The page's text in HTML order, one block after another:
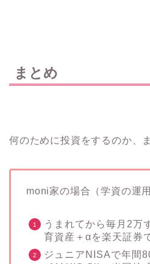
まとめ
何のために投資をするのか、
moni家の場合（学資の運用
うまれてから毎月2万
育資産＋αを楽天証券
ジュニアNISAで年間